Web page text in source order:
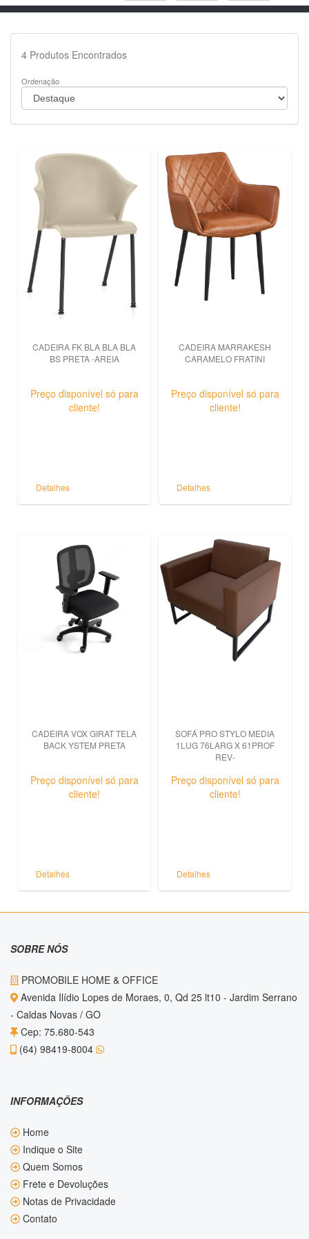
4 Produtos Encontrados
Ordenação
CADEIRA FK BLA BLA BLA
BS PRETA -AREIA
Preço disponível só para
cliente!
Detalhes
CADEIRA MARRAKESH
CARAMELO FRATINI
Preço disponível só para
cliente!
Detalhes
CADEIRA VOX GIRAT TELA
BACK YSTEM PRETA
Preço disponível só para
cliente!
Detalhes
SOFÁ PRO STYLO MEDIA
1LUG 76LARG X 61PROF
REV-
Preço disponível só para
cliente!
Detalhes
SOBRE NÓS
PROMOBILE HOME & OFFICE
Avenida Ilídio Lopes de Moraes, 0, Qd 25 lt10 - Jardim Serrano
- Caldas Novas / GO
Cep: 75.680-543
(64) 98419-8004
INFORMAÇÕES
Home
Indique o Site
Quem Somos
Frete e Devoluções
Notas de Privacidade
Contato